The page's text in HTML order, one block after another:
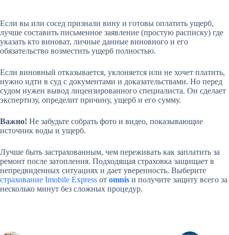
Если вы или сосед признали вину и готовы оплатить ущерб,
лучше составить письменное заявление (простую расписку) где
указать кто виноват, личные данные виновного и его
обязательство возместить ущерб полностью.
Если виновный отказывается, уклоняется или не хочет платить,
нужно идти в суд с документами и доказательствами. Но перед
судом нужен вывод лицензированного специалиста. Он сделает
экспертизу, определит причину, ущерб и его сумму.
Важно! Не забудьте собрать фото и видео, показывающие
источник воды и ущерб.
Лучше быть застрахованным, чем переживать как заплатить за
ремонт после затопления. Подходящая страховка защищает в
непредвиденных ситуациях и дает уверенность. Выберите
страхование Imobile Express от omnis и получите защиту всего за
несколько минут без сложных процедур.